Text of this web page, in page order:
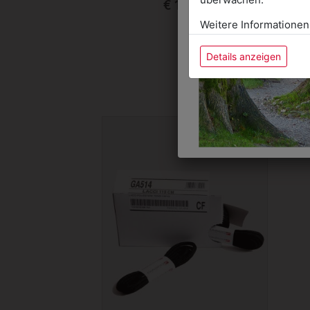
€ 10,90
Weitere
Details anzeigen